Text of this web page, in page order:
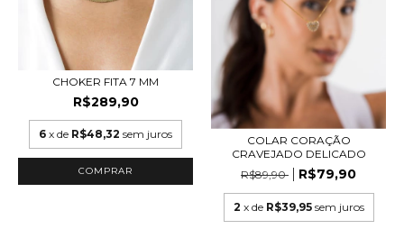
CHOKER FITA 7 MM
R$289,90
6 x de R$48,32 sem juros
COMPRAR
COLAR CORAÇÃO
CRAVEJADO DELICADO
R$89,90
R$79,90
2 x de R$39,95 sem juros